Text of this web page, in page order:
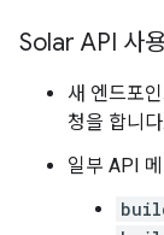
Solar API 사
새 엔드포
청을 합니다.
일부 API